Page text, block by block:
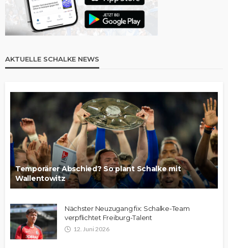
AKTUELLE SCHALKE NEWS
Temporärer Abschied? So plant Schalke mit
Wallentowitz
Nächster Neuzugang fix: Schalke-Team
verpflichtet Freiburg-Talent
12. Juni 2026